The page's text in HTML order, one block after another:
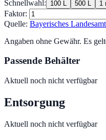
Schnellwahl:
100 L 500 L 1
Faktor:
Quelle: Bayerisches
Angaben ohne Gewähr. Es
Passende Behälter
Aktuell noch nicht verfügbar
Entsorgung
Aktuell noch nicht verfügbar